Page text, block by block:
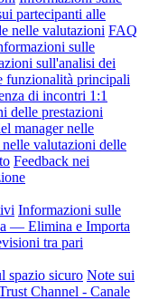
partecipanti alle
nelle valutazioni FAQ
sulle
sull'analisi dei
funzionalità principali
di incontri 1:1
delle prestazioni
manager nelle
valutazioni delle
Feedback nei
Informazioni sulle
— Elimina e Importa
tra pari
spazio sicuro Note sui
Channel - Canale